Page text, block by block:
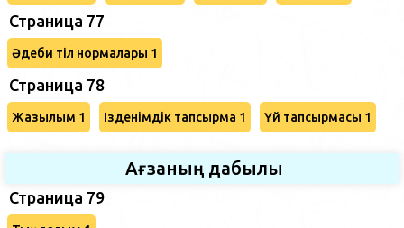
Страница 77
Әдеби тіл нормалары 1
Страница 78
Жазылым 1 Ізденімдік тапсырма 1 Үй тапсырмасы 1
Ағзаның дабылы
Страница 79